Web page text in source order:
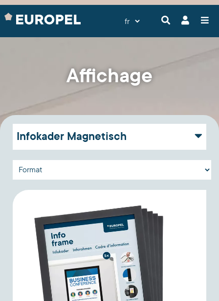
Affichage
Infokader Magnetisch